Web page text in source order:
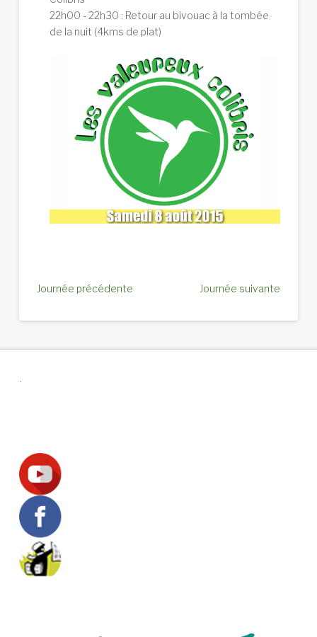
22h00 - 22h30 : Retour au bivouac à la tombée
de la nuit (4kms de plat)
Journée précédente Journée suivante
.